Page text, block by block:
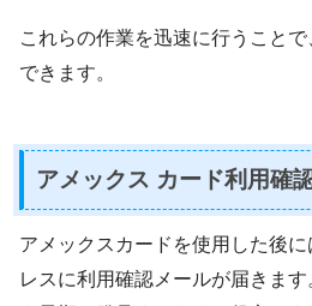
これらの作業を迅速に行うこと
できます。
アメックス カード利用確
アメックスカードを使用した後
レスに利用確認メールが届きま